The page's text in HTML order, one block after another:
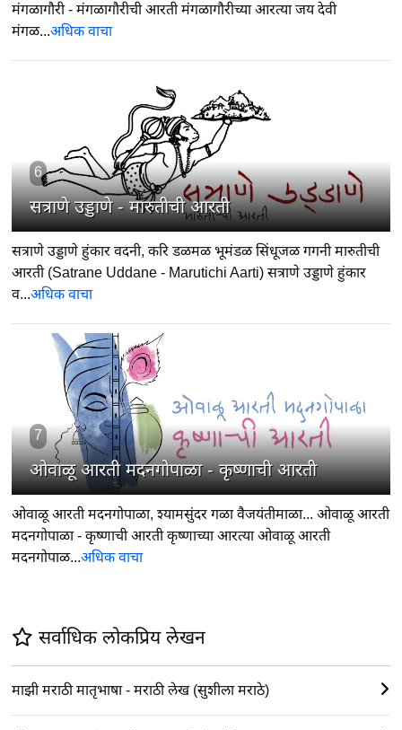
मंगळागौरी - मंगळागौरीची आरती मंगळागौरीच्या आरत्या जय देवी
मंगळ...अधिक वाचा
6
सत्राणे उड्डाणे - मारुतीची आरती
सत्राणे उड्डाणे हुंकार वदनी, करि डळमळ भूमंडळ सिंधूजळ गगनी मारुतीची
आरती (Satrane Uddane - Marutichi Aarti) सत्राणे उड्डाणे हुंकार
व...अधिक वाचा
7
ओवाळू आरती मदनगोपाळा - कृष्णाची आरती
ओवाळू आरती मदनगोपाळा, श्यामसुंदर गळा वैजयंतीमाळा... ओवाळू आरती
मदनगोपाळा - कृष्णाची आरती कृष्णाच्या आरत्या ओवाळू आरती
मदनगोपाळ...अधिक वाचा
सर्वाधिक लोकप्रिय लेखन
माझी मराठी मातृभाषा - मराठी लेख (सुशीला मराठे)